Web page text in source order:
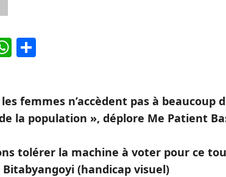
WhatsApp
femmes n’accèdent pas à
la population », déplore Me Patient
tolérer la machine à voter pour ce
(handicap visuel)